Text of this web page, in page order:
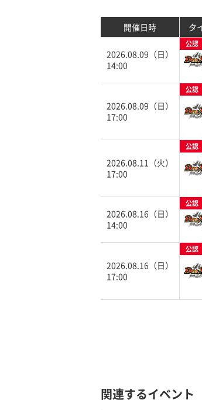
開催日時 タ
2026.08.09（日）
14:00
公認
2026.08.09（日）
17:00
公認
2026.08.11（火）
17:00
公認
2026.08.16（日）
14:00
公認
2026.08.16（日）
17:00
公認
関連するイベント